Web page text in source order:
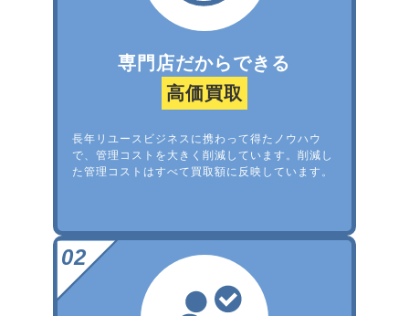
専門店だからできる
高価買取
長年リユースビジネスに携わって得たノウハウ
で、管理コストを大きく削減しています。削減し
た管理コストはすべて買取額に反映しています。